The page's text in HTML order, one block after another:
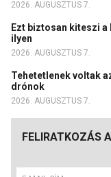
2026. AUGUSZTUS 7.
Ezt biztosan kiteszi
ilyen
2026. AUGUSZTUS 7.
Tehetetlenek voltak
drónok
2026. AUGUSZTUS 7.
FELIRATKOZÁS A